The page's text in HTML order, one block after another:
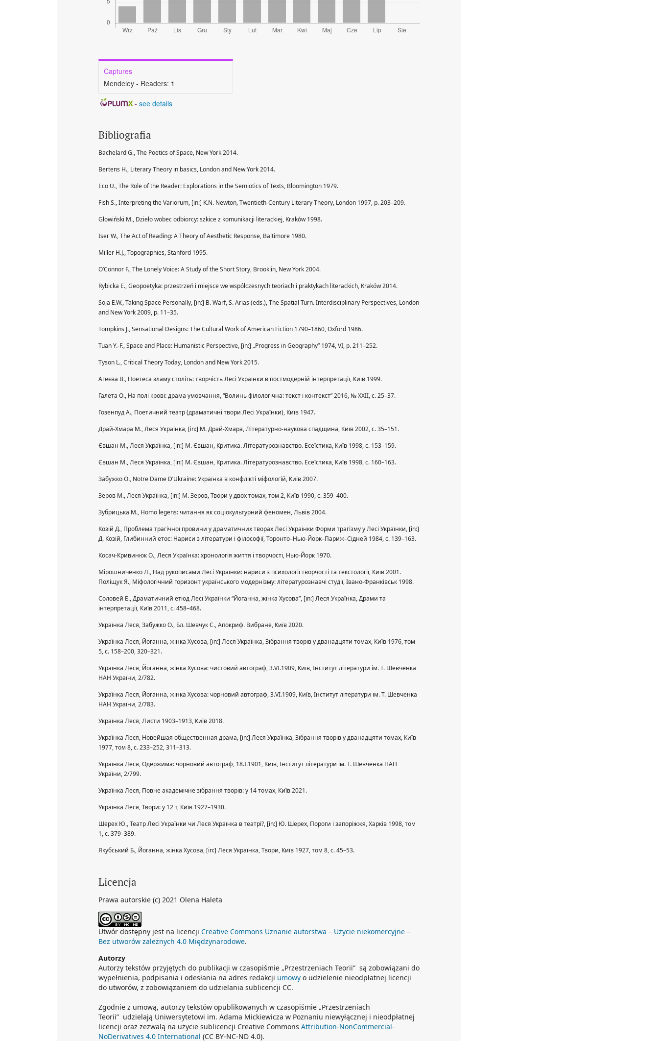
Captures
Mendeley - Readers: 1
- see details
Bibliografia
Bachelard G., The Poetics of Space, New York 2014.
Bertens H., Literary Theory in basics, London and New York 2014.
Eco U., The Role of the Reader: Explorations in the Semiotics of Texts, Bloomington 1979.
Fish S., Interpreting the Variorum, [in:] K.N. Newton, Twentieth-Century Literary Theory, London 1997, p. 203–209.
Głowiński M., Dzieło wobec odbiorcy: szkice z komunikacji literackiej, Kraków 1998.
Iser W., The Act of Reading: A Theory of Aesthetic Response, Baltimore 1980.
Miller H.J., Topographies, Stanford 1995.
O’Connor F., The Lonely Voice: A Study of the Short Story, Brooklin, New York 2004.
Rybicka E., Geopoetyka: przestrzeń i miejsce we współczesnych teoriach i praktykach literackich, Kraków 2014.
Soja E.W., Taking Space Personally, [in:] B. Warf, S. Arias (eds.), The Spatial Turn. Interdisciplinary Perspectives, London
and New York 2009, p. 11–35.
Tompkins J., Sensational Designs: The Cultural Work of American Fiction 1790–1860, Oxford 1986.
Tuan Y.-F., Space and Place: Humanistic Perspective, [in:] „Progress in Geography” 1974, VI, p. 211–252.
Tyson L., Critical Theory Today, London and New York 2015.
Агеєва В., Поетеса зламу століть: творчість Лесі Українки в постмодерній інтерпретації, Київ 1999.
Галета О., На полі крові: драма умовчання, “Волинь філологічна: текст і контекст” 2016, № XXII, с. 25–37.
Гозенпуд А., Поетичний театр (драматичні твори Лесі Українки), Київ 1947.
Драй-Хмара М., Леся Українка, [in:] M. Драй-Хмара, Літературно-наукова спадщина, Київ 2002, с. 35–151.
Євшан М., Леся Українка, [in:] M. Євшан, Критика. Літературознавство. Есеїстика, Київ 1998, с. 153–159.
Євшан М., Леся Українка, [in:] M. Євшан, Критика. Літературознавство. Есеїстика, Київ 1998, с. 160–163.
Забужко О., Notre Dame D’Ukraine: Українка в конфлікті міфологій, Київ 2007.
Зеров М., Леся Українка, [in:] M. Зеров, Твори у двох томах, том 2, Київ 1990, с. 359–400.
Зубрицька М., Homo legens: читання як соціокультурний феномен, Львів 2004.
Козій Д., Проблема трагічної провини у драматичних творах Лесі Українки Форми трагізму у Лесі Українки, [in:]
Д. Козій, Глибинний етос: Нариси з літератури і філософії, Торонто–Нью-Йорк–Париж–Сідней 1984, с. 139–163.
Косач-Кривинюк О., Леся Українка: хронологія життя і творчості, Нью-Йорк 1970.
Мірошниченко Л., Над рукописами Лесі Українки: нариси з психології творчості та текстології, Київ 2001.
Поліщук Я., Міфологічний горизонт українського модернізму: літературознавчі студії, Івано-Франківськ 1998.
Соловей Е., Драматичний етюд Лесі Українки “Йоганна, жінка Хусова”, [in:] Леся Українка, Драми та
інтерпретації, Київ 2011, с. 458–468.
Українка Леся, Забужко О., Бл. Шевчук С., Апокриф. Вибране, Київ 2020.
Українка Леся, Йоганна, жінка Хусова, [in:] Леся Українка, Зібрання творів у дванадцяти томах, Київ 1976, том
5, с. 158–200, 320–321.
Українка Леся, Йоганна, жінка Хусова: чистовий автограф, 3.VI.1909, Київ, Інститут літератури ім. Т. Шевченка
НАН України, 2/782.
Українка Леся, Йоганна, жінка Хусова: чорновий автограф, 3.VI.1909, Київ, Інститут літератури ім. Т. Шевченка
НАН України, 2/783.
Українка Леся, Листи 1903–1913, Київ 2018.
Українка Леся, Новейшая общественная драма, [in:] Леся Українка, Зібрання творів у дванадцяти томах, Київ
1977, том 8, с. 233–252, 311–313.
Українка Леся, Одержима: чорновий автограф, 18.I.1901, Київ, Інститут літератури ім. Т. Шевченка НАН
України, 2/799.
Українка Леся, Повне академічне зібрання творів: у 14 томах, Київ 2021.
Українка Леся, Твори: у 12 т, Київ 1927–1930.
Шерех Ю., Театр Лесі Українки чи Леся Українка в театрі?, [in:] Ю. Шерех, Пороги і запоріжжя, Харків 1998, том
1, с. 379–389.
Якубський Б., Йоганна, жінка Хусова, [in:] Леся Українка, Твори, Київ 1927, том 8, с. 45–53.
Licencja
Prawa autorskie (c) 2021 Olena Haleta
Utwór dostępny jest na licencji Creative Commons Uznanie autorstwa – Użycie niekomercyjne –
Bez utworów zależnych 4.0 Międzynarodowe.
Autorzy
Autorzy tekstów przyjętych do publikacji w czasopiśmie „Przestrzeniach Teorii” są zobowiązani do
wypełnienia, podpisania i odesłania na adres redakcji umowy o udzielenie nieodpłatnej licencji
do utworów, z zobowiązaniem do udzielania sublicencji CC.
Zgodnie z umową, autorzy tekstów opublikowanych w czasopiśmie „Przestrzeniach
Teorii” udzielają Uniwersytetowi im. Adama Mickiewicza w Poznaniu niewyłącznej i nieodpłatnej
licencji oraz zezwalą na użycie sublicencji Creative Commons Attribution-NonCommercial-
NoDerivatives 4.0 International (CC BY-NC-ND 4.0).